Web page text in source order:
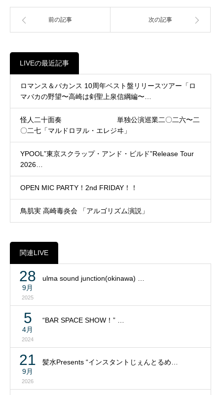
前の記事 次の記事
LIVEの最近記事
ロマンス＆バカンス 10周年ベスト盤リリースツアー「ロ
マバカの野望〜高崎は剣聖上泉信綱編〜…
怪人二十面奏 単独公演巡業二〇二六〜二
〇二七「マルドロヲル・エレジヰ」
YPOOL”東京スクラップ・アンド・ビルド”Release Tour
2026…
OPEN MIC PARTY！2nd FRIDAY！！
鳥肌実 高崎毒炎会 「アルゴリズム演説」
関連LIVE
28
9月
2025
ulma sound junction(okinawa) …
5
4月
2024
“BAR SPACE SHOW！” …
21
9月
2026
髪水Presents “インスタントじぇんとるめ…